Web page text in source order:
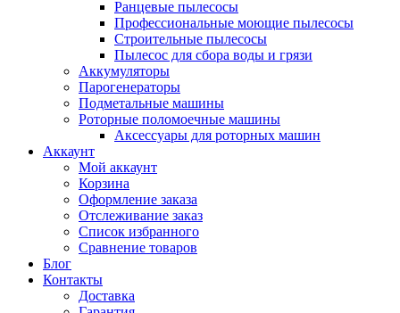
Ранцевые пылесосы
Профессиональные моющие пылесосы
Строительные пылесосы
Пылесос для сбора воды и грязи
Аккумуляторы
Парогенераторы
Подметальные машины
Роторные поломоечные машины
Аксессуары для роторных машин
Аккаунт
Мой аккаунт
Корзина
Оформление заказа
Отслеживание заказ
Список избранного
Сравнение товаров
Блог
Контакты
Доставка